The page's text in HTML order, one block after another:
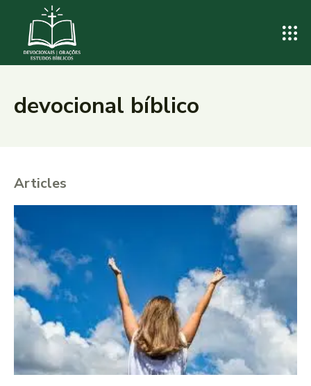
devocional bíblico
Articles